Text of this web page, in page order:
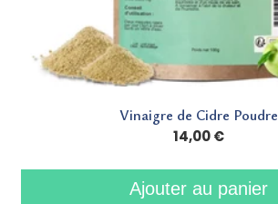
Vinaigre de Cidre Poudre
14,00 €
Ajouter au panier